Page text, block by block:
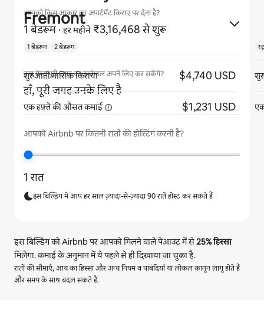
आपको किस आकार का अपार्टमेंट किराए पर देना है?
1 बेडरूम ·हर महीने ₹3,16,468 से शुरू
क्या गेस्ट पूरी जगह का इस्तेमाल अपने लिए कर सकेंगे?
हाँ, पूरी जगह उनके लिए है
आपको Airbnb पर कितनी रातों की होस्टिंग करनी है?
1 रात
इस बिल्डिंग में आप हर साल ज़्यादा-से-ज़्यादा 90 रातें होस्ट कर सकते हैं
इस बिल्डिंग को Airbnb पर आपको मिलने वाले पेआउट में से25%हिस्सा
मिलेगा. कमाई के अनुमान में ये पहले से ही दिखाया जा चुका है.
रातों की सीमाएँ, आय का हिस्सा और अन्य नियम व पाबंदियाँ या लोकल कानून लागू होते हैं
और समय के साथ बदल सकते हैं.
Fremont
1 बेडरूम 2 बेडरूम
शुरुआती मासिक किराया $4,740 USD
एक हफ़्ते की औसतकमाई $1,231 USD